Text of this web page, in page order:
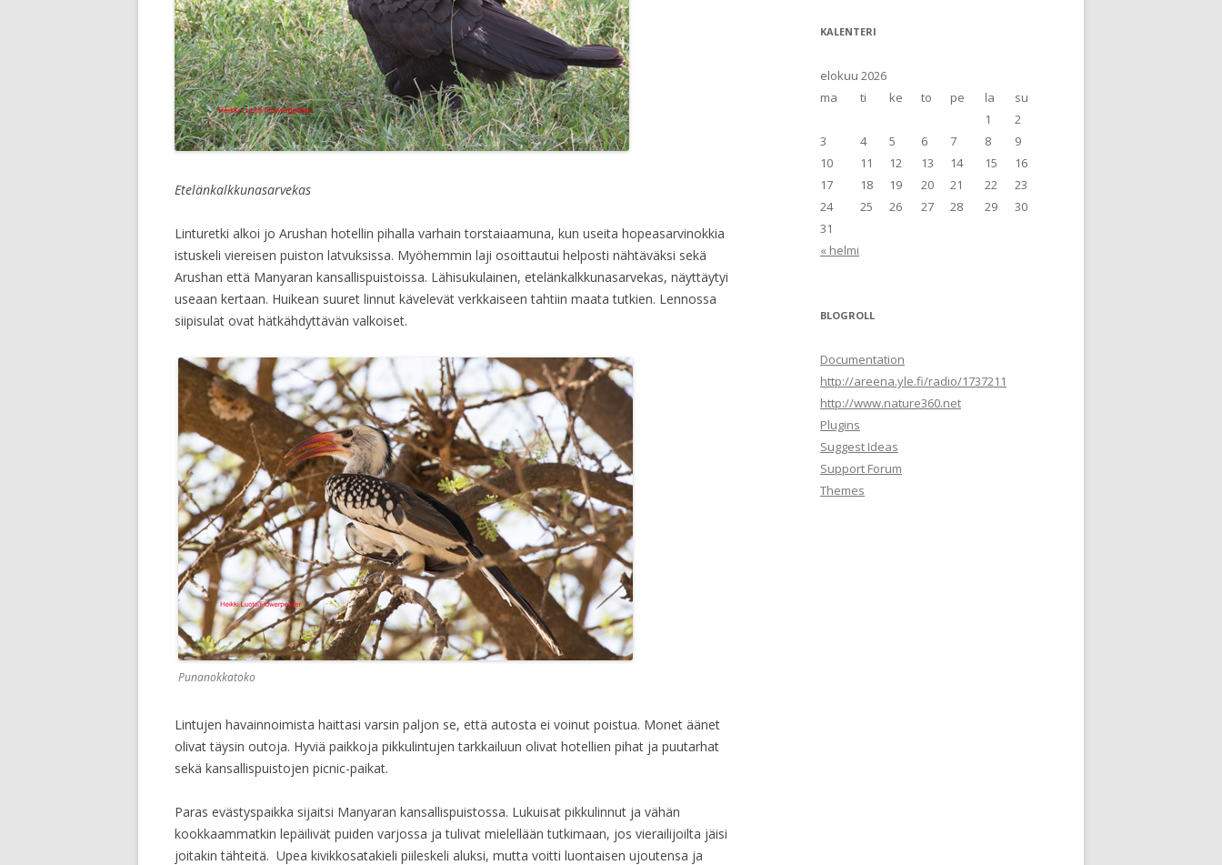
Etelänkalkkunasarvekas
Linturetki alkoi jo Arushan hotellin pihalla varhain torstaiaamuna, kun useita hopeasarvinokkia
istuskeli viereisen puiston latvuksissa. Myöhemmin laji osoittautui helposti nähtäväksi sekä
Arushan että Manyaran kansallispuistoissa. Lähisukulainen, etelänkalkkunasarvekas, näyttäytyi
useaan kertaan. Huikean suuret linnut kävelevät verkkaiseen tahtiin maata tutkien. Lennossa
siipisulat ovat hätkähdyttävän valkoiset.
Punanokkatoko
Lintujen havainnoimista haittasi varsin paljon se, että autosta ei voinut poistua. Monet äänet
olivat täysin outoja. Hyviä paikkoja pikkulintujen tarkkailuun olivat hotellien pihat ja puutarhat
sekä kansallispuistojen picnic-paikat.
Paras evästyspaikka sijaitsi Manyaran kansallispuistossa. Lukuisat pikkulinnut ja vähän
kookkaammatkin lepäilivät puiden varjossa ja tulivat mielellään tutkimaan, jos vierailijoilta jäisi
joitakin tähteitä. Upea kivikkosatakieli piileskeli aluksi, mutta voitti luontaisen ujoutensa ja
KALENTERI
elokuu 2026
ma
ti ke to pe la su
« helmi
1
2
3
4 5 6 7 8
9
10
11 12 13 14 15
16
17
18 19 20 21 22
23
24
25 26 27 28 29
30
31
BLOGROLL
Documentation
http://areena.yle.fi/radio/1737211
http://www.nature360.net
Plugins
Suggest Ideas
Support Forum
Themes